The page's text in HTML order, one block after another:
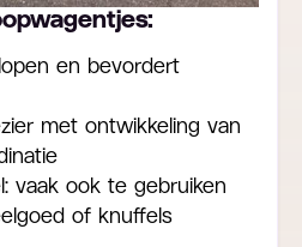
en bevordert
met ontwikkeling van
vaak ook te gebruiken
of knuffels